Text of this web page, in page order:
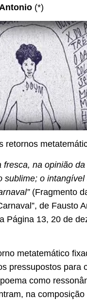
(*)
retornos
fresca, na opinião
sublime; o intangível
(Fragmento
de Fausto
Página 13, 20 de
metatemático
pressupostos para
como
na composição